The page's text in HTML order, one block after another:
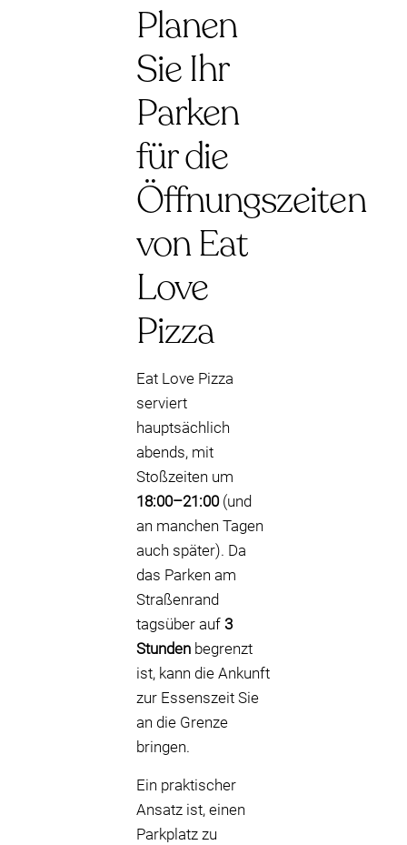
Planen
Sie Ihr
Parken
für die
Öffnungszeiten
von Eat
Love
Pizza
Eat Love Pizza
serviert
hauptsächlich
abends, mit
Stoßzeiten um
18:00–21:00(und
an manchen Tagen
auch später). Da
das Parken am
Straßenrand
tagsüber auf 3
Stunden begrenzt
ist, kann die Ankunft
zur Essenszeit Sie
an die Grenze
bringen.
Ein praktischer
Ansatz ist, einen
Parkplatz zu